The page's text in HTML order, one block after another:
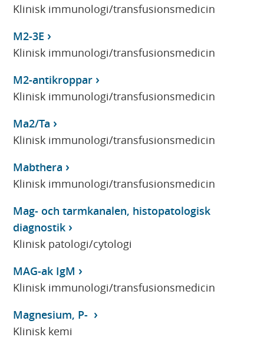
Klinisk immunologi/transfusionsmedicin
M2-3E
Klinisk immunologi/transfusionsmedicin
M2-antikroppar
Klinisk immunologi/transfusionsmedicin
Ma2/Ta
Klinisk immunologi/transfusionsmedicin
Mabthera
Klinisk immunologi/transfusionsmedicin
Mag- och tarmkanalen, histopatologisk
diagnostik
Klinisk patologi/cytologi
MAG-ak IgM
Klinisk immunologi/transfusionsmedicin
Magnesium, P-
Klinisk kemi